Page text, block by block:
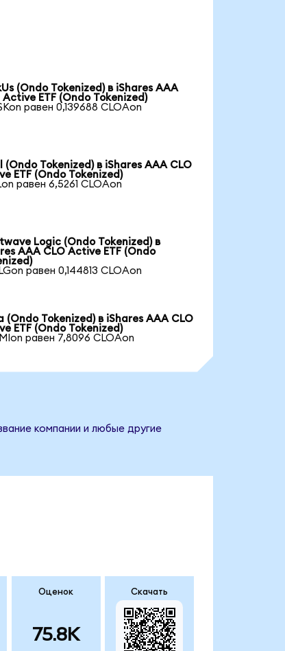
(Ondo Tokenized) в iShares AAA
Active ETF (Ondo Tokenized)
равен 0,139688 CLOAon
(Ondo Tokenized) в iShares AAA CLO
ETF (Ondo Tokenized)
равен 6,5261 CLOAon
Logic (Ondo Tokenized) в
AAA CLO Active ETF (Ondo
равен 0,144813 CLOAon
(Ondo Tokenized) в iShares AAA CLO
ETF (Ondo Tokenized)
равен 7,8096 CLOAon
компании и любые другие
Оценок
75.8K
Скачать